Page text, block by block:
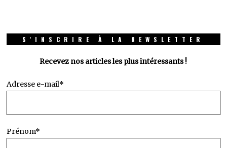
S'INSCRIRE À LA NEWSLETTER
Recevez nos articles les plus intéressants !
Adresse e-mail*
Prénom*